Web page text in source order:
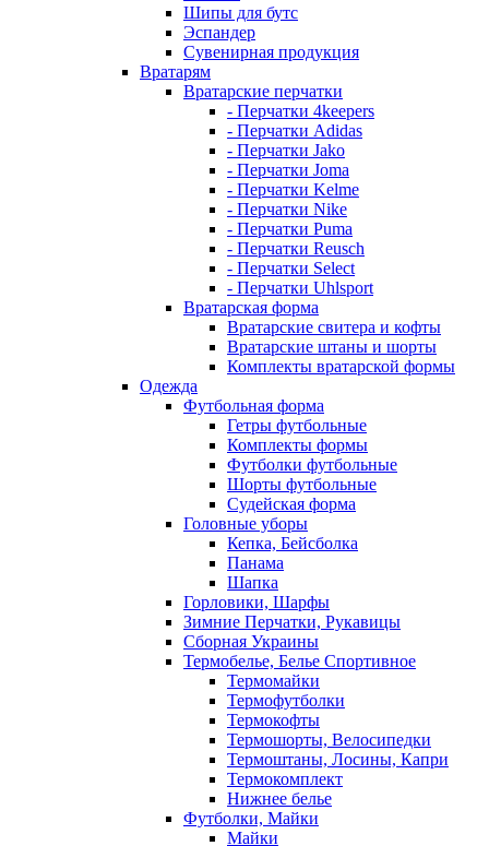
Шипы для бутс
Эспандер
Сувенирная продукция
Вратарям
Вратарские перчатки
- Перчатки 4keepers
- Перчатки Adidas
- Перчатки Jako
- Перчатки Joma
- Перчатки Kelme
- Перчатки Nike
- Перчатки Puma
- Перчатки Reusch
- Перчатки Select
- Перчатки Uhlsport
Вратарская форма
Вратарские свитера и кофты
Вратарские штаны и шорты
Комплекты вратарской формы
Одежда
Футбольная форма
Гетры футбольные
Комплекты формы
Футболки футбольные
Шорты футбольные
Судейская форма
Головные уборы
Кепка, Бейсболка
Панама
Шапка
Горловики, Шарфы
Зимние Перчатки, Рукавицы
Сборная Украины
Термобелье, Белье Спортивное
Термомайки
Термофутболки
Термокофты
Термошорты, Велосипедки
Термоштаны, Лосины, Капри
Термокомплект
Нижнее белье
Футболки, Майки
Майки